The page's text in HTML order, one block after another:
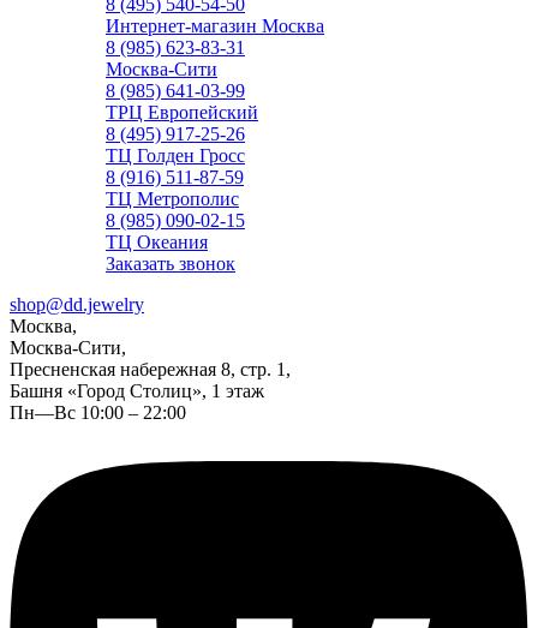
8 (495) 540-54-50
Интернет-магазин Москва
8 (985) 623-83-31
Москва-Сити
8 (985) 641-03-99
ТРЦ Европейский
8 (495) 917-25-26
ТЦ Голден Гросс
8 (916) 511-87-59
ТЦ Метрополис
8 (985) 090-02-15
ТЦ Океания
Заказать звонок
shop@dd.jewelry
Москва,
Москва-Сити,
Пресненская набережная 8, стр. 1,
Башня «Город Столиц», 1 этаж
Пн—Вс 10:00 – 22:00